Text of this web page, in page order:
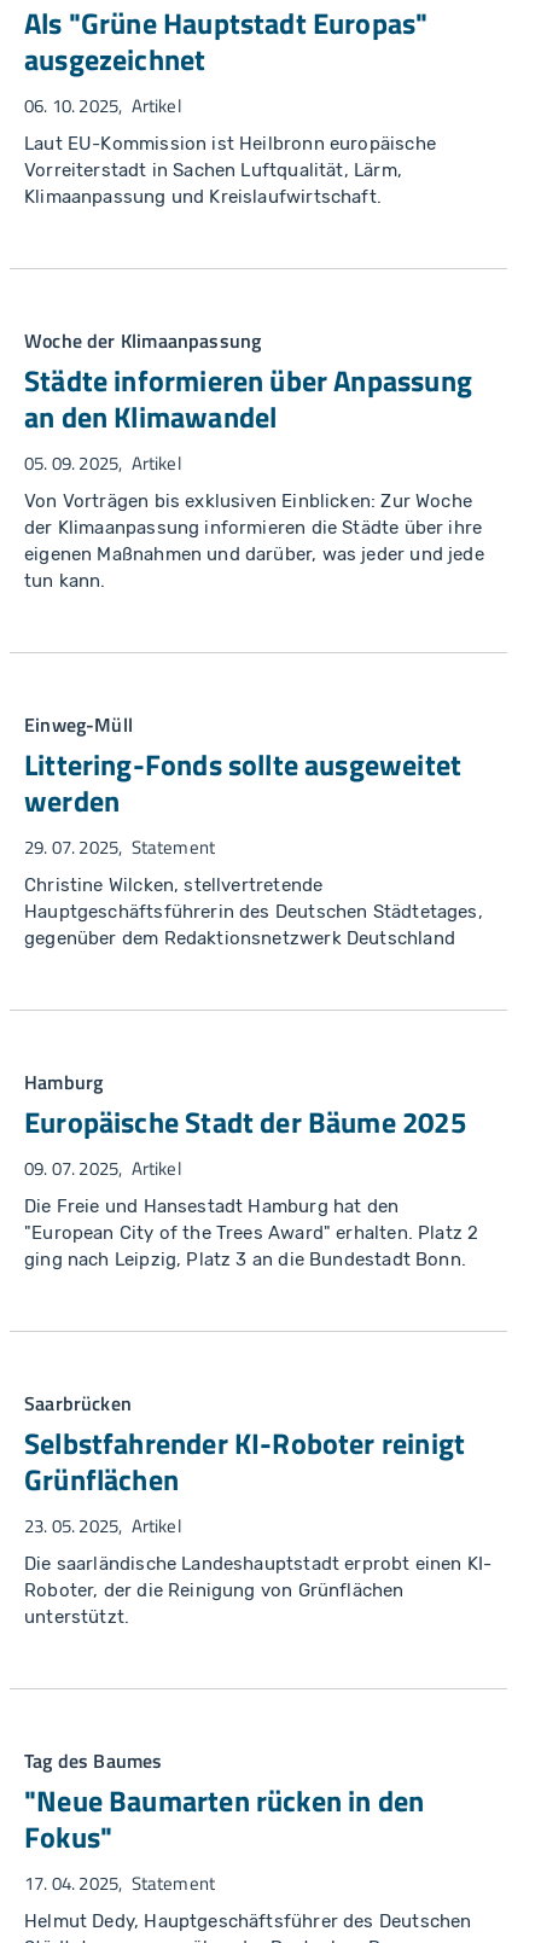
Als "Grüne Hauptstadt Europas"
ausgezeichnet
06. 10. 2025 Artikel
Laut EU-Kommission ist Heilbronn europäische
Vorreiterstadt in Sachen Luftqualität, Lärm,
Klimaanpassung und Kreislaufwirtschaft.
Woche der Klimaanpassung
Städte informieren über Anpassung
an den Klimawandel
05. 09. 2025 Artikel
Von Vorträgen bis exklusiven Einblicken: Zur Woche
der Klimaanpassung informieren die Städte über ihre
eigenen Maßnahmen und darüber, was jeder und jede
tun kann.
Einweg-Müll
Littering-Fonds sollte ausgeweitet
werden
29. 07. 2025 Statement
Christine Wilcken, stellvertretende
Hauptgeschäftsführerin des Deutschen Städtetages,
gegenüber dem Redaktionsnetzwerk Deutschland
Hamburg
Europäische Stadt der Bäume 2025
09. 07. 2025 Artikel
Die Freie und Hansestadt Hamburg hat den
"European City of the Trees Award" erhalten. Platz 2
ging nach Leipzig, Platz 3 an die Bundestadt Bonn.
Saarbrücken
Selbstfahrender KI-Roboter reinigt
Grünflächen
23. 05. 2025 Artikel
Die saarländische Landeshauptstadt erprobt einen KI-
Roboter, der die Reinigung von Grünflächen
unterstützt.
Tag des Baumes
"Neue Baumarten rücken in den
Fokus"
17. 04. 2025 Statement
Helmut Dedy, Hauptgeschäftsführer des Deutschen